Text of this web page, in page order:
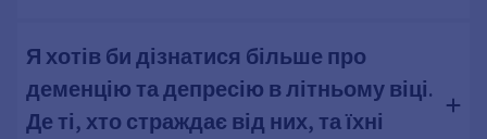
Я хотів би дізнатися більше про
деменцію та депресію в літньому віці.
Де ті, хто страждає від них, та їхні